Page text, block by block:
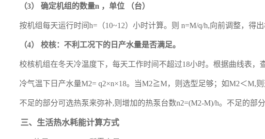
（3） 确定机组的数量n ，单位 （台）
按机组每天运行时间h=（10~12）小时计算。则 n=M/q/h,向前调整，得出
（4） 校核：不利工况下的日产水量是否满足。
校核机组在冬天冷温度下，每天工作时间不超过18小时。根据曲线表，
冷气温下日产水量M2= q2×n×18。当M2≧M，则选型足够；如M2＜M,则
不足的部分可选热泵来弥补,则增加的热泵台数n2=(M2-M)/h。不足的部
三、生活热水耗能计算方式